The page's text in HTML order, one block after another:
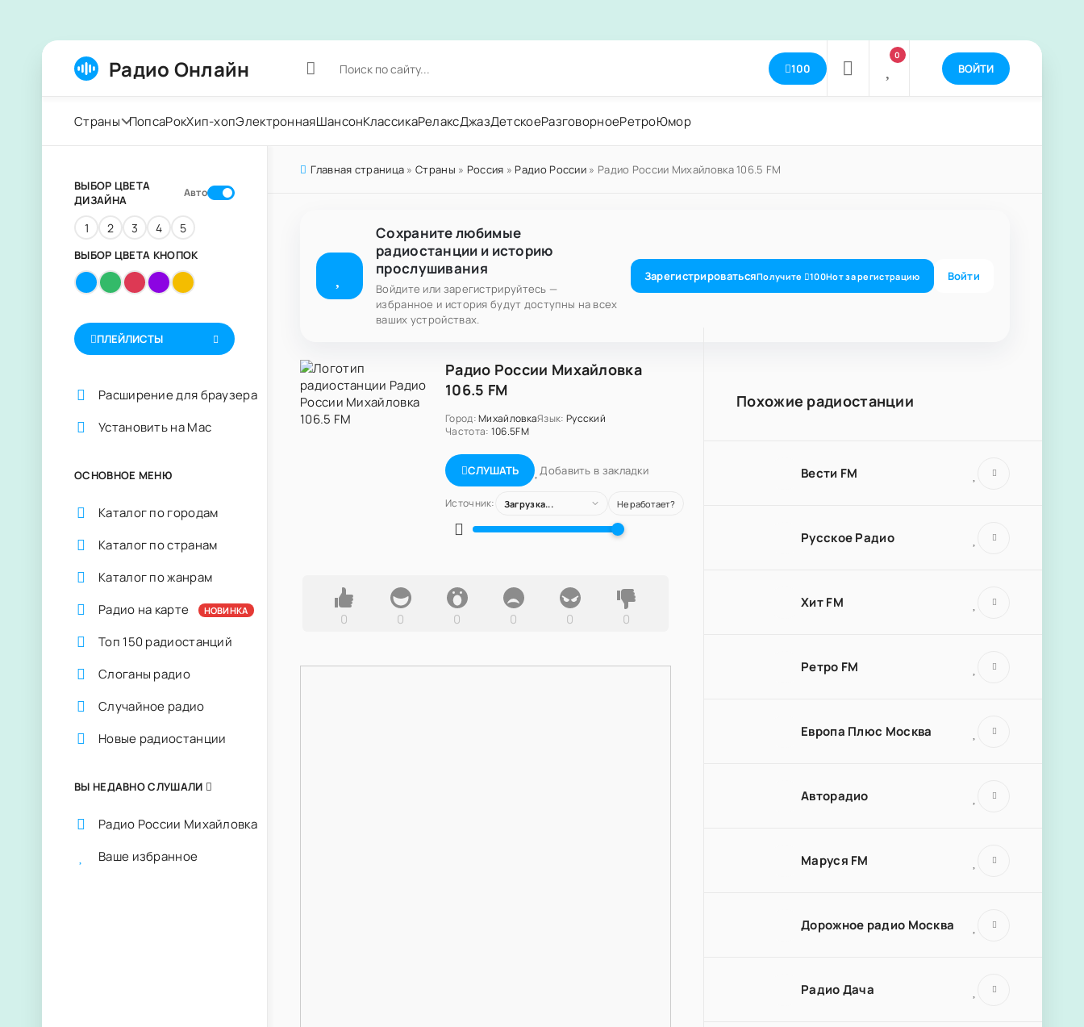
Радио Онлайн 100
0
ВОЙТИ
Страны ПопсаРокХип-хопЭлектроннаяШансонКлассикаРелаксДжазДетскоеРазговорноеРетроЮмор
Главная страница »Страны » Россия » Радио России » Радио России Михайловка 106.5 FM
Сохраните любимые
радиостанции и историю
прослушивания
Войдите или зарегистрируйтесь —
избранное и история будут доступны на всех
ваших устройствах.
ЗарегистрироватьсяПолучите 100Нотза регистрацию Войти
Радио России Михайловка
106.5 FM
Город:МихайловкаЯзык: Русский
Частота: 106.5FM
СЛУШАТЬ Добавить в закладки
Источник: Загрузка... Не работает?
0 0 0 0 0 0
Похожие радиостанции
Вести FM
Русское Радио
Хит FM
Ретро FM
Европа Плюс Москва
Авторадио
Маруся FM
Дорожное радио Москва
Радио Дача
ВЫБОР ЦВЕТА
ДИЗАЙНА
Авто
1 2 3 4 5
ВЫБОР ЦВЕТА КНОПОК
ПЛЕЙЛИСТЫ
Расширение для браузера
Установить на Mac
ОСНОВНОЕ МЕНЮ
Каталог по городам
Каталог по странам
Каталог по жанрам
Радио на карте
НОВИНКА
Топ 150 радиостанций
Слоганы радио
Случайное радио
Новые радиостанции
ВЫ НЕДАВНО СЛУШАЛИ
Радио России Михайловка
Ваше избранное